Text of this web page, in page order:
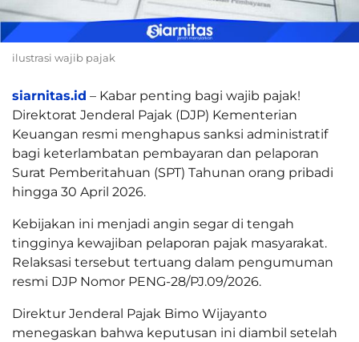
ilustrasi wajib pajak
siarnitas.id – Kabar penting bagi wajib pajak!
Direktorat Jenderal Pajak (DJP) Kementerian
Keuangan resmi menghapus sanksi administratif
bagi keterlambatan pembayaran dan pelaporan
Surat Pemberitahuan (SPT) Tahunan orang pribadi
hingga 30 April 2026.
Kebijakan ini menjadi angin segar di tengah
tingginya kewajiban pelaporan pajak masyarakat.
Relaksasi tersebut tertuang dalam pengumuman
resmi DJP Nomor PENG-28/PJ.09/2026.
Direktur Jenderal Pajak Bimo Wijayanto
menegaskan bahwa keputusan ini diambil setelah